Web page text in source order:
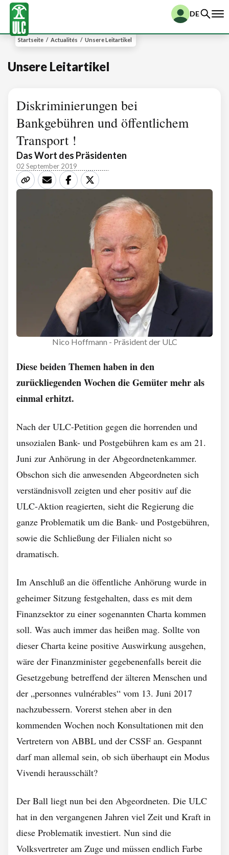
DE
Startseite / Actualités / Unsere Leitartikel
Unsere Leitartikel
Diskriminierungen bei
Bankgebühren und öffentlichem
Transport !
Das Wort des Präsidenten
02 September 2019
Nico Hoffmann - Präsident der ULC
Diese beiden Themen haben in den
zurückliegenden Wochen die Gemüter mehr als
einmal erhitzt.
Nach der ULC-Petition gegen die horrenden und
unsozialen Bank- und Postgebühren kam es am 21.
Juni zur Anhörung in der Abgeordnetenkammer.
Obschon sich die anwesenden Abgeordneten sich
verständnisvoll zeigten und eher positiv auf die
ULC-Aktion reagierten, sieht die Regierung die
ganze Problematik um die Bank- und Postgebühren,
sowie die Schließung der Filialen nicht so
dramatisch.
Im Anschluß an die öffentliche Anhörung wurde in
geheimer Sitzung festgehalten, dass es mit dem
Finanzsektor zu einer sogenannten Charta kommen
soll. Was auch immer das heißen mag. Sollte von
dieser Charta keine positive Auswirkung ausgehen,
wäre der Finanzminister gegebenenfalls bereit die
Gesetzgebung betreffend der älteren Menschen und
der „personnes vulnérables“ vom 13. Juni 2017
nachzubessern. Vorerst stehen aber in den
kommenden Wochen noch Konsultationen mit den
Vertretern von ABBL und der CSSF an. Gespannt
darf man allemal sein, ob sich überhaupt ein Modus
Vivendi herausschält?
Der Ball liegt nun bei den Abgeordneten. Die ULC
hat in den vergangenen Jahren viel Zeit und Kraft in
diese Problematik investiert. Nun sind die
Volksvertreter am Zuge und müssen endlich Farbe